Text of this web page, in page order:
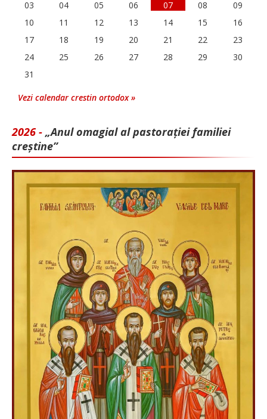
03 04 05 06 07 08
09
10
11 12 13 14 15
16
17
18 19 20 21 22
23
24
25 26 27 28 29
30
31
Vezi calendar crestin ortodox »
2026 - „Anul omagial al pastorației familiei
creștine”